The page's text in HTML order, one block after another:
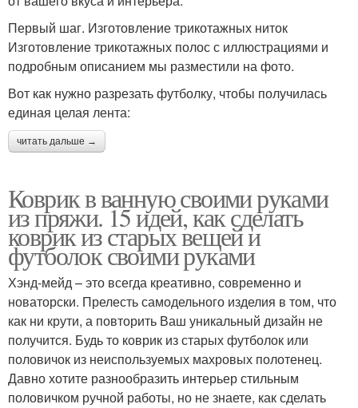
Первый шаг. Изготовление трикотажных ниток
Изготовление трикотажных полос с иллюстрациями и
подробным описанием мы разместили на фото.
Вот как нужно разрезать футболку, чтобы получилась
единая целая лента:
читать дальше →
Коврик в ванную своими руками
из пряжи. 15 идей, как сделать
коврик из старых вещей и
футболок своими руками
Хэнд-мейд – это всегда креативно, современно и
новаторски. Прелесть самодельного изделия в том, что
как ни крути, а повторить Ваш уникальный дизайн не
получится. Будь то коврик из старых футболок или
половичок из неиспользуемых махровых полотенец.
Давно хотите разнообразить интерьер стильным
половичком ручной работы, но не знаете, как сделать